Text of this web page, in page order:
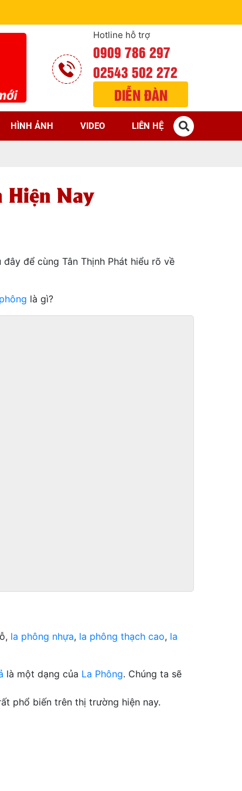
Hotline hỗ trợ
0909 786 297
02543 502 272
DIỄN ĐÀN
HÌNH ẢNH VIDEO LIÊN HỆ
Hiện Nay
để cùng Tân Thịnh Phát hiểu rõ về
là gì?
la phông nhựa, la phông thạch cao, la
là một dạng của La Phông. Chúng ta sẽ
phổ biến trên thị trường hiện nay.